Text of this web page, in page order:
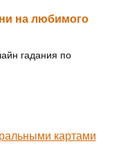
на любимого
гадания по